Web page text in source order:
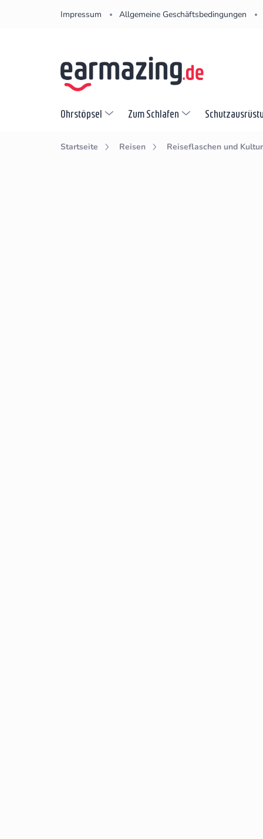
Impressum Allgemeine Geschäftsbedingungen
Ohrstöpsel Zum Schlafen
Startseite Reisen Reiseflaschen und